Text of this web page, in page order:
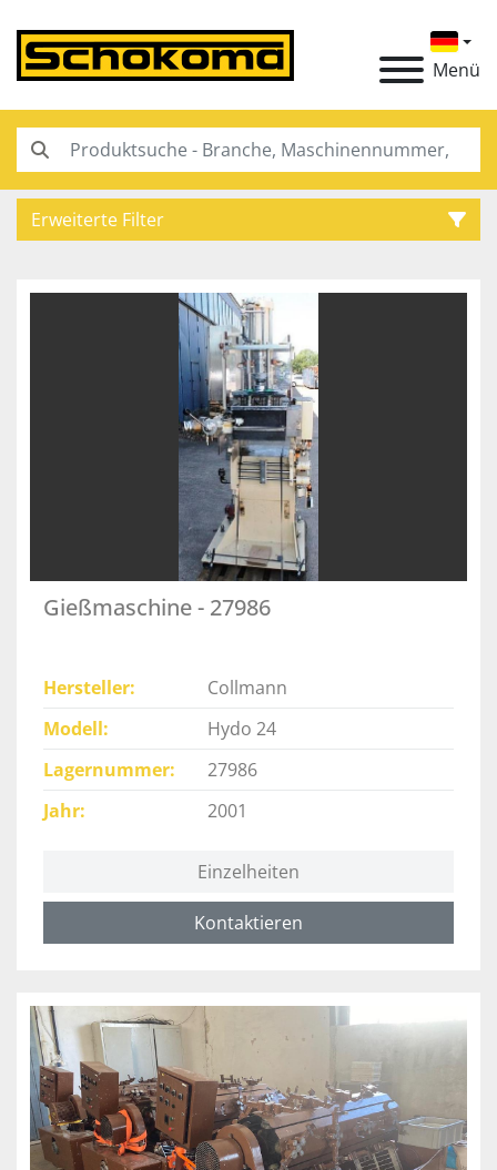
Menü
Erweiterte Filter
Gießmaschine - 27986
Hersteller
Collmann
Modell
Hydo 24
Lagernummer
27986
Jahr
2001
Einzelheiten
Kontaktieren